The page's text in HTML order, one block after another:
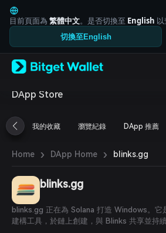
English
日本語
Tiếng Việt
Русский
Español (Latinoamérica)
Türkçe
Français
简体中文
繁體中文
Bahasa Indonesia
ภาษาไทย
العربية
বাংলা
Español
Português (Brasil)
目前頁面為 繁體中文。是否切換至 English
切換至English
DApp Store
我的收藏 瀏覽紀錄 DApp 推薦
Home › DApp Home › blinks.gg
blinks.gg
blinks.gg 正在為 Solana 打造 Windows。它
建構工具，於鏈上創建，與 Blinks 共享並持續